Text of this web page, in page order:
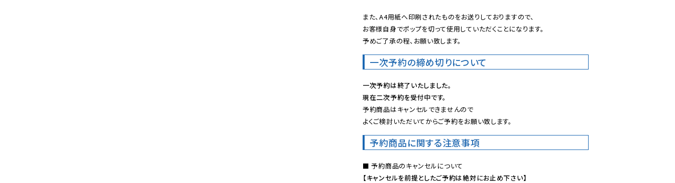
また、A4用紙へ印刷されたものをお送りしておりますので、
お客様自身でポップを切って使用していただくことになります。
予めご了承の程、お願い致します。
一次予約の締め切りについて
一次予約は終了いたしました。
現在二次予約を受付中です。
予約商品はキャンセルできませんので
よくご検討いただいてからご予約をお願い致します。
予約商品に関する注意事項
【キャンセルを前提としたご予約は絶対にお止め下さい】